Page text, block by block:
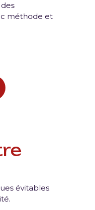
méthode et
évitables.